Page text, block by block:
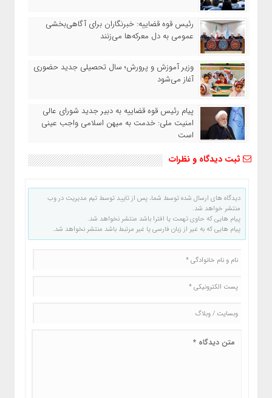
رئیس قوه قضاییه: خبرنگاران برای آگاهی‌بخشی
عمومی به دل معرکه‌ها می‌زنند
وزیر آموزش‌ و پرورش؛ سال تحصیلی جدید حضوری
آغاز می‌شود
پیام رئیس قوه قضاییه به دبیر جدید شورای عالی
امنیت ملی: خدمت به میهن اسلامی واجب عینی
است
ثبت دیدگاه و نظرات
دیدگاه های ارسال شده توسط شما، پس از تایید توسط تیم مدیریت در وب
منتشر خواهد شد.
پیام هایی که حاوی تهمت یا افترا باشد منتشر نخواهد شد.
پیام هایی که به غیر از زبان فارسی یا غیر مرتبط باشد منتشر نخواهد شد.